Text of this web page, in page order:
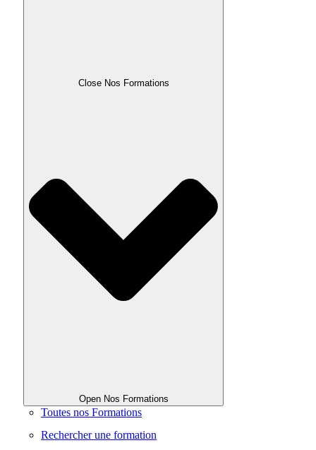
Close Nos Formations
Open Nos Formations
Toutes nos Formations
Rechercher une formation